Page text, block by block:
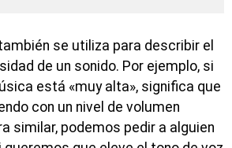
se utiliza para describir el
de un sonido. Por ejemplo, si
está «muy alta», significa que
con un nivel de volumen
similar, podemos pedir a alguien